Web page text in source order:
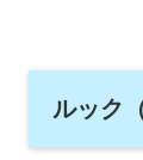
ルック